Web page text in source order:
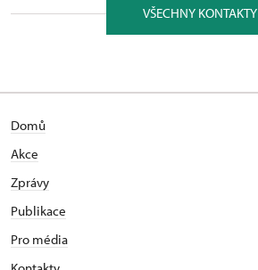
VŠECHNY KONTAKTY
Domů
Akce
Zprávy
Publikace
Pro média